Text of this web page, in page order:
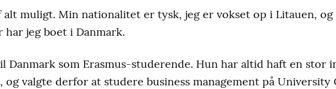
alt muligt. Min nationalitet er tysk, jeg er vokset op i Litauen,
har jeg boet i Danmark.
Danmark som Erasmus-studerende. Hun har altid haft en stor
valgte derfor at studere business management på University